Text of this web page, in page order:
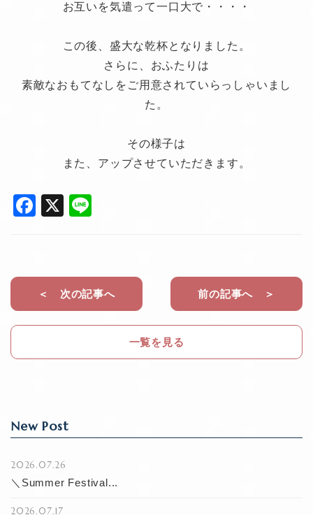
お互いを気遣って一口大で・・・・
この後、盛大な乾杯となりました。
さらに、おふたりは
素敵なおもてなしをご用意されていらっしゃいまし
た。
その様子は
また、アップさせていただきます。
F
e
b
o
k
X
＜ 次の記事へ
一覧を見る
前の記事へ ＞
New Post
2026.07.26
＼Summer Festival...
2026.07.17